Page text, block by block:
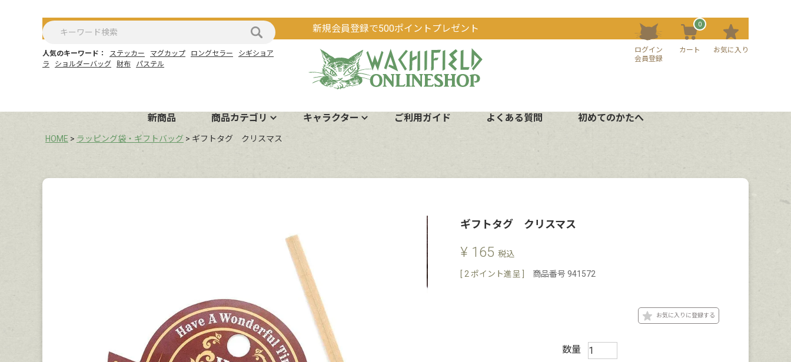
新規会員登録で500ポイントプレゼント
人気のキーワード： ステッカー マグカップ ロングセラー
シギショア
ラ
ショルダーバッグ 財布 パステル
ログイン
会員登録
カート
0
お気に入り
新商品 商品カテゴリ キャラクター ご利用ガイド よくある質問 初めてのかたへ
HOME ラッピング袋・ギフトバッグ ギフトタグ クリスマス
ギフトタグ クリスマス
¥ 165 税込
2ポイント進呈 ] 商品番号 941572
お気に入りに登録する